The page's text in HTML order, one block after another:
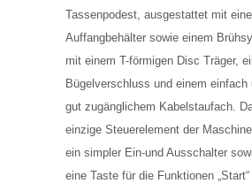
Tassenpodest, ausgestattet mit
Auffangbehälter sowie einem
mit einem T-förmigen Disc Träger,
Bügelverschluss und einem einfach
gut zugänglichem Kabelstaufach.
einzige Steuerelement der
ein simpler Ein-und Ausschalter
eine Taste für die Funktionen „Start“